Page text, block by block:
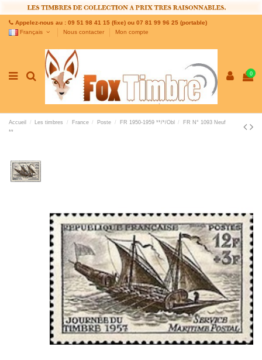
Appelez-nous au : 09 51 98 41 15 (fixe) ou 07 81 99 96 25 (portable)
Français
Nous contacter Mon compte
0
Accueil Les timbres France Poste FR 1950-1959 **/*/Obl
FR N° 1093 Neuf
**